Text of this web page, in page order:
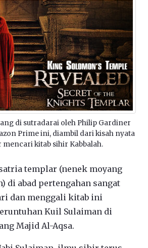
di sutradarai oleh Philip Gardiner
Prime ini, diambil dari kisah nyata
kitab sihir Kabbalah.
templar (nenek moyang
di abad pertengahan sangat
dan menggali kitab ini
Kuil Sulaiman di
Majid Al-Aqsa.